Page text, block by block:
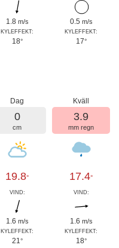
1.8 m/s
KYLEFFEKT:
18°
0.5 m/s
KYLEFFEKT:
17°
Dag
0
cm
19.8°
VIND:
1.6 m/s
KYLEFFEKT:
21°
Kväll
3.9
mm regn
17.4°
VIND:
1.6 m/s
KYLEFFEKT:
18°